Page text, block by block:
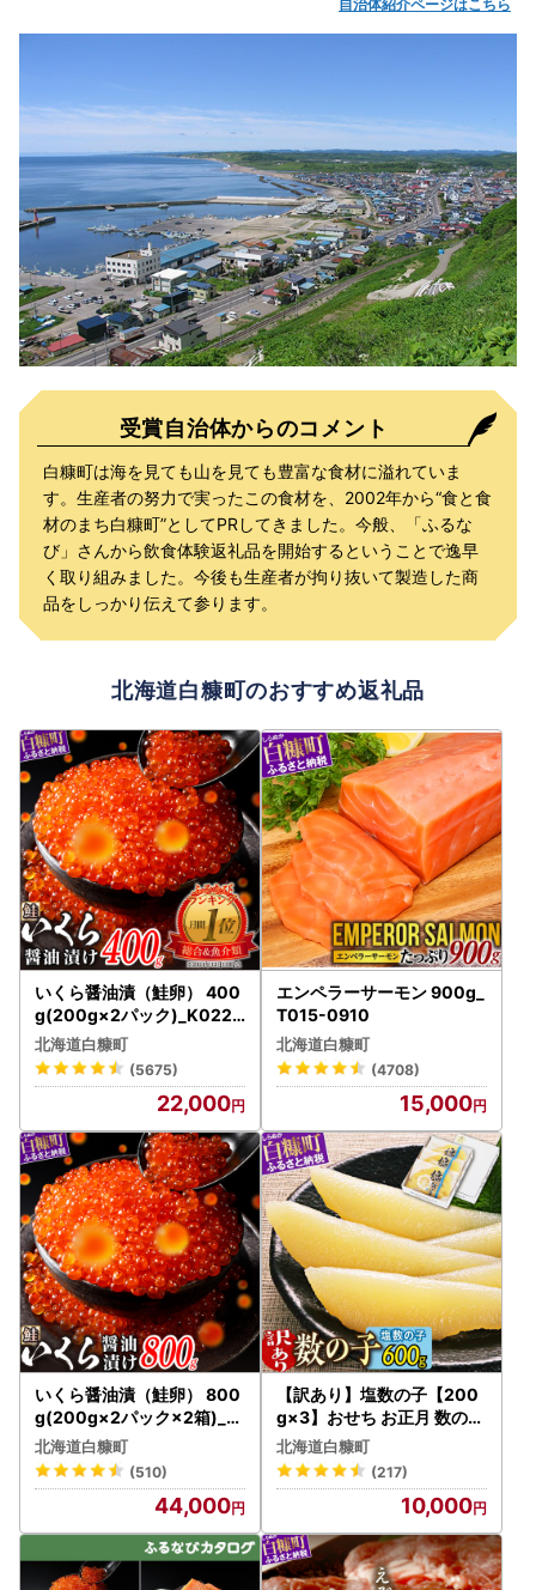
自治体紹介ページはこちら
受賞自治体からのコメント
白糠町は海を見ても山を見ても豊富な食材に溢れていま
す。生産者の努力で実ったこの食材を、2002年から“食と食
材のまち白糠町”としてPRしてきました。今般、「ふるな
び」さんから飲食体験返礼品を開始するということで逸早
く取り組みました。今後も生産者が拘り抜いて製造した商
品をしっかり伝えて参ります。
北海道白糠町のおすすめ返礼品
いくら醤油漬（鮭卵） 400
g(200g×2パック)_K022-
1676
北海道白糠町
(5675)
22,000
エンペラーサーモン 900g_
T015-0910
北海道白糠町
(4708)
15,000
いくら醤油漬（鮭卵） 800
g(200g×2パック×2箱)_K
044-1677
北海道白糠町
(510)
44,000
【訳あり】塩数の子【200
g×3】おせち お正月 数の子
かずのこ 塩数の子 塩かずの
こ つまみ 北海道 海鮮 人気
訳あり 不揃い わけあり グ
ルメ 食べ物 魚卵 魚 魚介 北
海道 白糠町_T010-0133
北海道白糠町
(217)
10,000